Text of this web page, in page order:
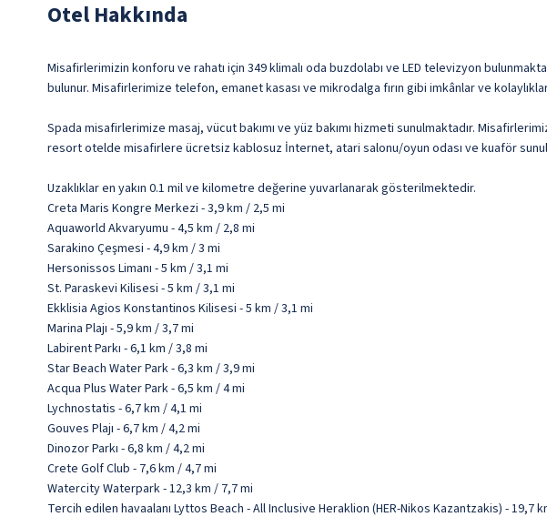
Otel Hakkında
Misafirlerimizin konforu ve rahatı için 349 klimalı oda buzdolabı ve LED televizyon
bulunur. Misafirlerimize telefon, emanet kasası ve mikrodalga fırın gibi imkânlar ve
Spada misafirlerimize masaj, vücut bakımı ve yüz bakımı hizmeti sunulmaktadır.
resort otelde misafirlere ücretsiz kablosuz İnternet, atari salonu/oyun odası ve kuaför
Uzaklıklar en yakın 0.1 mil ve kilometre değerine yuvarlanarak gösterilmektedir.
Creta Maris Kongre Merkezi - 3,9 km / 2,5 mi
Aquaworld Akvaryumu - 4,5 km / 2,8 mi
Sarakino Çeşmesi - 4,9 km / 3 mi
Hersonissos Limanı - 5 km / 3,1 mi
St. Paraskevi Kilisesi - 5 km / 3,1 mi
Ekklisia Agios Konstantinos Kilisesi - 5 km / 3,1 mi
Marina Plajı - 5,9 km / 3,7 mi
Labirent Parkı - 6,1 km / 3,8 mi
Star Beach Water Park - 6,3 km / 3,9 mi
Acqua Plus Water Park - 6,5 km / 4 mi
Lychnostatis - 6,7 km / 4,1 mi
Gouves Plajı - 6,7 km / 4,2 mi
Dinozor Parkı - 6,8 km / 4,2 mi
Crete Golf Club - 7,6 km / 4,7 mi
Watercity Waterpark - 12,3 km / 7,7 mi
Tercih edilen havaalanı Lyttos Beach - All Inclusive Heraklion (HER-Nikos Kazantzakis) - 19,7